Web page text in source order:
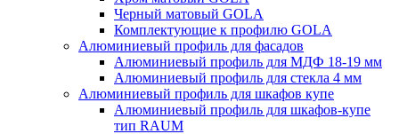
Черный матовый GOLA
Комплектующие к профилю GOLA
Алюминиевый профиль для фасадов
Алюминиевый профиль для МДФ 18-19 мм
Алюминиевый профиль для стекла 4 мм
Алюминиевый профиль для шкафов купе
Алюминиевый профиль для шкафов-купе
тип RAUM